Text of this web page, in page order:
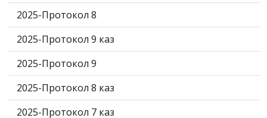
2025-Протокол 8
2025-Протокол 9 каз
2025-Протокол 9
2025-Протокол 8 каз
2025-Протокол 7 каз